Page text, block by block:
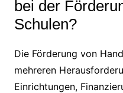
bei der
Schulen?
Die Förderung von
mehreren
Einrichtungen,